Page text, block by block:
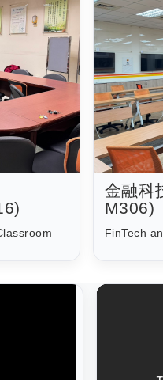
金融科
M306)
FinTech